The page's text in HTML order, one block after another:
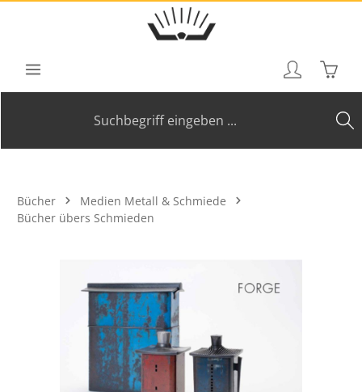
Zum Hauptinhalt springen
Bücher
Medien Metall & Schmiede
Bücher übers Schmieden